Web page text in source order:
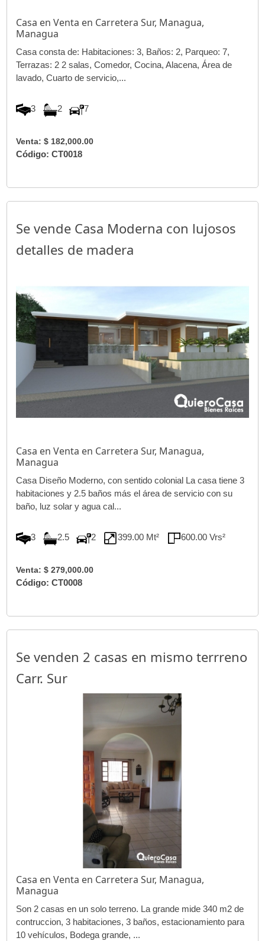
Casa en Venta en Carretera Sur, Managua,
Managua
Casa consta de: Habitaciones: 3, Baños: 2, Parqueo: 7,
Terrazas: 2 2 salas, Comedor, Cocina, Alacena, Área de
lavado, Cuarto de servicio,...
3 2 7
Venta: $ 182,000.00
Código: CT0018
Se vende Casa Moderna con lujosos
detalles de madera
Casa en Venta en Carretera Sur, Managua,
Managua
Casa Diseño Moderno, con sentido colonial La casa tiene 3
habitaciones y 2.5 baños más el área de servicio con su
baño, luz solar y agua cal...
3 2.5 2 399.00 Mt² 600.00 Vrs²
Venta: $ 279,000.00
Código: CT0008
Se venden 2 casas en mismo terrreno
Carr. Sur
Casa en Venta en Carretera Sur, Managua,
Managua
Son 2 casas en un solo terreno. La grande mide 340 m2 de
contruccion, 3 habitaciones, 3 baños, estacionamiento para
10 vehículos, Bodega grande, ...